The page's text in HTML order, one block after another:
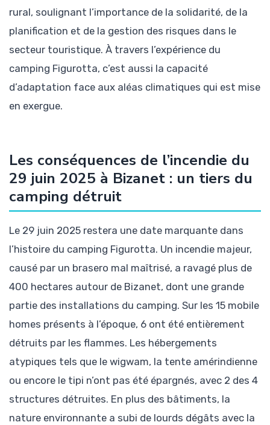
rural, soulignant l’importance de la solidarité, de la
planification et de la gestion des risques dans le
secteur touristique. À travers l’expérience du
camping Figurotta, c’est aussi la capacité
d’adaptation face aux aléas climatiques qui est mise
en exergue.
Les conséquences de l’incendie du
29 juin 2025 à Bizanet : un tiers du
camping détruit
Le 29 juin 2025 restera une date marquante dans
l’histoire du camping Figurotta. Un incendie majeur,
causé par un brasero mal maîtrisé, a ravagé plus de
400 hectares autour de Bizanet, dont une grande
partie des installations du camping. Sur les 15 mobile
homes présents à l’époque, 6 ont été entièrement
détruits par les flammes. Les hébergements
atypiques tels que le wigwam, la tente amérindienne
ou encore le tipi n’ont pas été épargnés, avec 2 des 4
structures détruites. En plus des bâtiments, la
nature environnante a subi de lourds dégâts avec la